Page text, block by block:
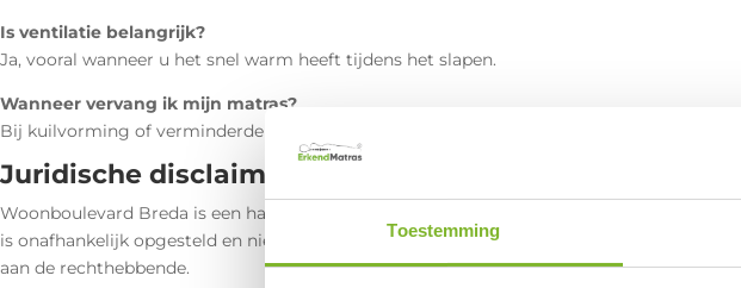
Toestemming
Is ventilatie belangrijk?
Ja, vooral wanneer u het snel warm heeft tijdens het slapen.
Wanneer vervang ik mijn matras?
Bij kuilvorming of verminderde ondersteuning.
Juridische disclaimer
Woonboulevard Breda is een handelsnaam van de betreffende onderneming. Deze pagina
is onafhankelijk opgesteld en niet gelieerd aan deze organisatie. Alle rechten behoren toe
aan de rechthebbende.